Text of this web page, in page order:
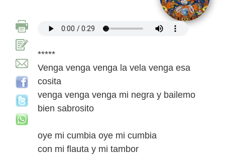
*****
Venga venga venga la vela venga esa
cosita
venga venga venga mi negra y bailemo
bien sabrosito
oye mi cumbia oye mi cumbia
con mi flauta y mi tambor